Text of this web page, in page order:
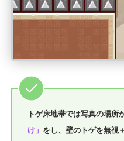
トゲ床地帯では写真の場所
け」 をし、壁のトゲを無視